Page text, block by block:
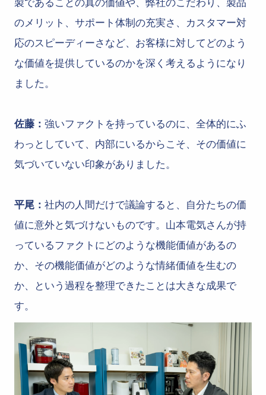
製であることの真の価値や、弊社のこだわり、製品
のメリット、サポート体制の充実さ、カスタマー対
応のスピーディーさなど、お客様に対してどのよう
な価値を提供しているのかを深く考えるようになり
ました。
佐藤： 強いファクトを持っているのに、全体的にふ
わっとしていて、内部にいるからこそ、その価値に
気づいていない印象がありました。
平尾： 社内の人間だけで議論すると、自分たちの価
値に意外と気づけないものです。山本電気さんが持
っているファクトにどのような機能価値があるの
か、その機能価値がどのような情緒価値を生むの
か、という過程を整理できたことは大きな成果で
す。